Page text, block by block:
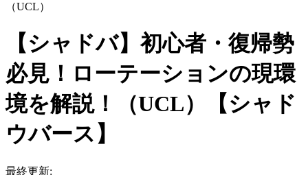
（UCL）
【シャドバ】初心者・復帰勢
必見！ローテーションの現環
境を解説！（UCL）【シャド
ウバース】
最終更新: